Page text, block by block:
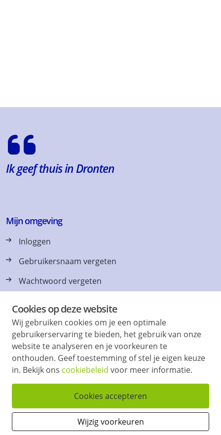
Ik geef thuis in Dronten
Mijn omgeving
Inloggen
Gebruikersnaam vergeten
Wachtwoord vergeten
Vraag en antwoord
Vaak gevraagd, Tips & Contact
Onlangs verhuurd
Vind & volg ons ook op
Cookies op deze website
Wij gebruiken cookies om je een optimale
gebruikerservaring te bieden, het gebruik van onze
website te analyseren en je voorkeuren te
onthouden. Geef toestemming of stel je eigen keuze
in. Bekijk ons cookiebeleid voor meer informatie.
Wijzig voorkeuren
Cookies accepteren